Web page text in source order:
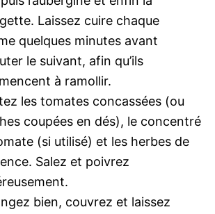
Laissez cuire chaque
quelques minutes avant
le suivant, afin qu’ils
à ramollir.
les tomates concassées (ou
coupées en dés), le concentré
(si utilisé) et les herbes de
Salez et poivrez
bien, couvrez et laissez